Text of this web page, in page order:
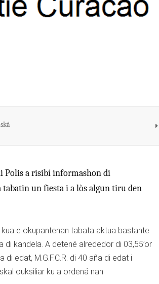
Polis a risibí informashon di
un fiesta i a lòs algun tiru den
e okupantenan tabata aktua bastante
kandela. A detené alrededor di 03,55’or
edat, M.G.F.C.R. di 40 aña di edat i
ouksiliar ku a ordená nan